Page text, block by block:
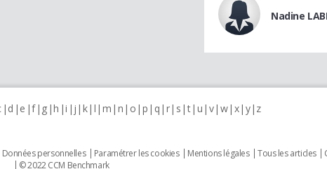
Nadine
d e f g h i j k l m n o p q r s t u v w x y z
Données personnelles Paramétrer les cookies Mentions légales Tous les articles
© 2022 CCM Benchmark